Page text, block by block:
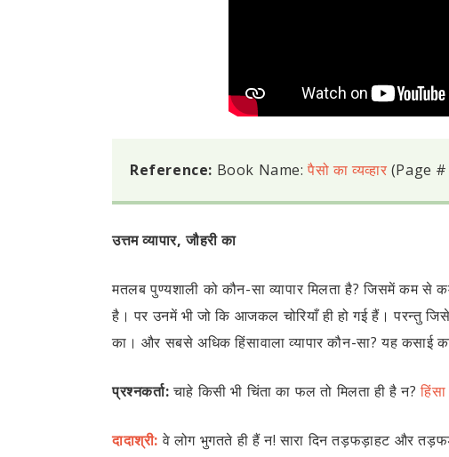
Reference: Book Name:पैसो का व्यव्हार (Page
उत्तम व्यापार, जौहरी का
मतलब पुण्यशाली को कौन-सा व्यापार मिलता है? जिसमें कम से
है। पर उनमें भी जो कि आजकल चोरियाँ ही हो गई हैं। परन्तु
का। और सबसे अधिक हिंसावाला व्यापार कौन-सा? यह कसाई
प्रश्नकर्ता:चाहे किसी भी चिंता का फल तो मिलता ही है न?हिंसा
दादाश्री: वे लोग भुगतते ही हैं न! सारा दिन तड़फड़ाहट और